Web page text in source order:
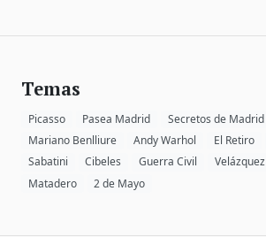
Temas
Picasso Pasea Madrid Secretos de Madrid
Mariano Benlliure
Andy Warhol El Retiro
Sabatini
Cibeles Guerra Civil Velázquez
Matadero
2 de Mayo